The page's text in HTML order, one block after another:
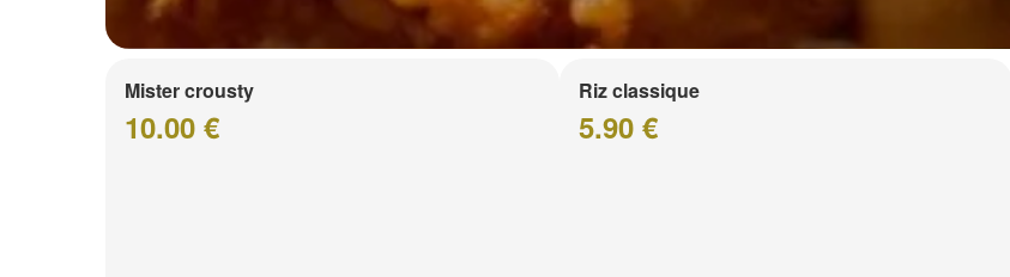
Mister crousty
10.00 €
Riz classique
5.90 €